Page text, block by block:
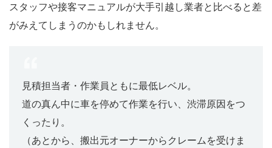
スタッフや接客マニュアルが大手引越し業者と比べると差
がみえてしまうのかもしれません。
見積担当者・作業員ともに最低レベル。
道の真ん中に車を停めて作業を行い、渋滞原因をつ
くったり。
（あとから、搬出元オーナーからクレームを受けま